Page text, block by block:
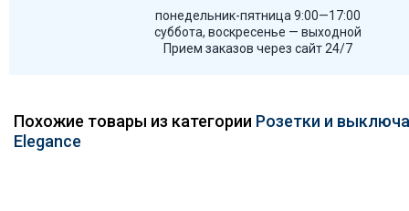
понедельник-пятница 9:00—17:00
суббота, воскресенье — выходной
Прием заказов через сайт 24/7
Похожие товары из категории Розетки и
Elegance